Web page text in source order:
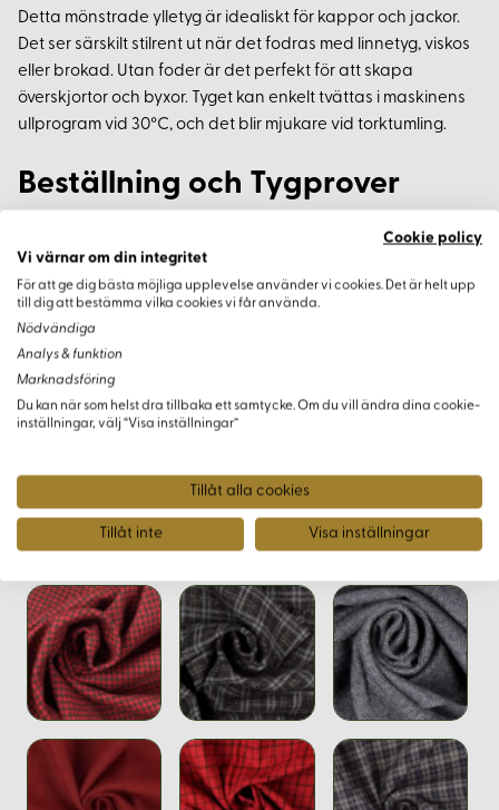
Detta mönstrade ylletyg är idealiskt för kappor och jackor.
Det ser särskilt stilrent ut när det fodras med linnetyg, viskos
eller brokad. Utan foder är det perfekt för att skapa
överskjortor och byxor. Tyget kan enkelt tvättas i maskinens
ullprogram vid 30°C, och det blir mjukare vid torktumling.
Beställning och Tygprover
För att säkerställa att du får den färg du önskar,
rekommenderar vi att beställa ett tygprov eller en provkarta
av vårt rutiga ylletyg innan köp.
Produktion
Detta högkvalitativa tyg är producerat i Indien för Korps
Ravencraft AB.
Varianter
Cookie policy
Vi värnar om din integritet
För att ge dig bästa möjliga upplevelse använder vi cookies. Det är helt upp
till dig att bestämma vilka cookies vi får använda.
Nödvändiga
Analys & funktion
Marknadsföring
Du kan när som helst dra tillbaka ett samtycke. Om du vill ändra dina cookie-
inställningar, välj “Visa inställningar”
Tillåt alla cookies
Tillåt inte Visa inställningar